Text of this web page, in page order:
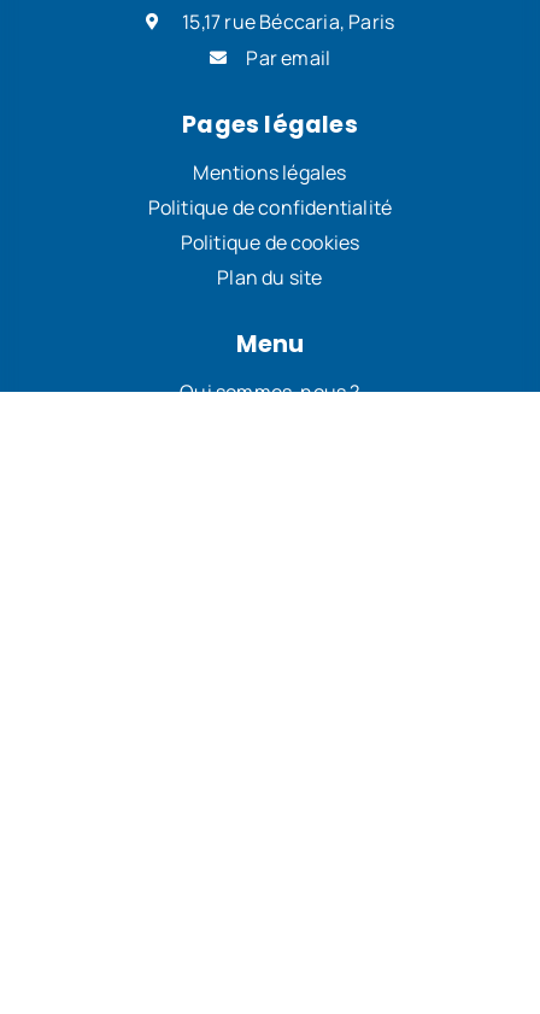
15,17 rue Béccaria, Paris
Par email
Pages légales
Mentions légales
Politique de confidentialité
Politique de cookies
Plan du site
Menu
Qui sommes-nous ?